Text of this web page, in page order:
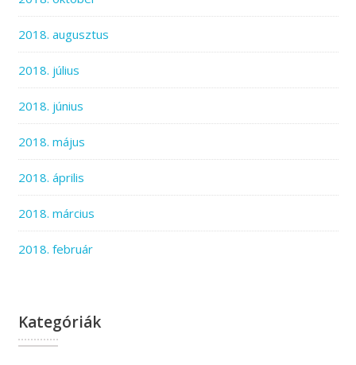
2018. augusztus
2018. július
2018. június
2018. május
2018. április
2018. március
2018. február
Kategóriák